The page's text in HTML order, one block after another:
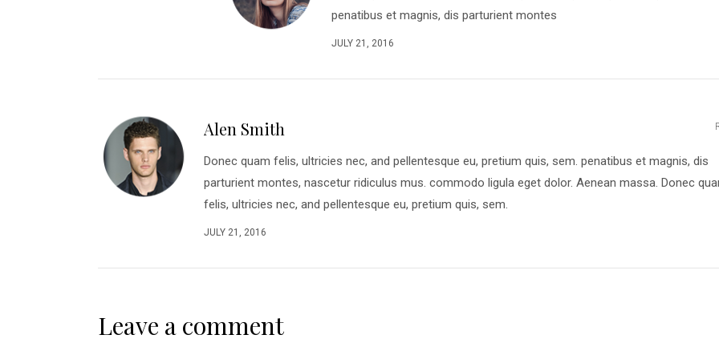
penatibus et magnis, dis parturient montes
JULY 21, 2016
Alen Smith
Donec quam felis, ultricies nec, and pellentesque eu, pretium quis, sem. penatibus et magnis, dis
parturient montes, nascetur ridiculus mus. commodo ligula eget dolor. Aenean massa. Donec
felis, ultricies nec, and pellentesque eu, pretium quis, sem.
JULY 21, 2016
Leave a comment